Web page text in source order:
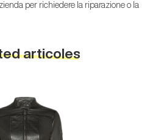
per richiedere la riparazione o la
articoles